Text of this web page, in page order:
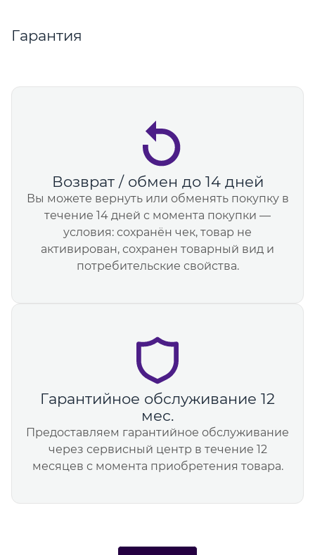
Гарантия
Возврат / обмен до 14 дней
Вы можете вернуть или обменять покупку в
течение 14 дней с момента покупки —
условия: сохранён чек, товар не
активирован, сохранен товарный вид и
потребительские свойства.
Гарантийное обслуживание 12
мес.
Предоставляем гарантийное обслуживание
через сервисный центр в течение 12
месяцев с момента приобретения товара.